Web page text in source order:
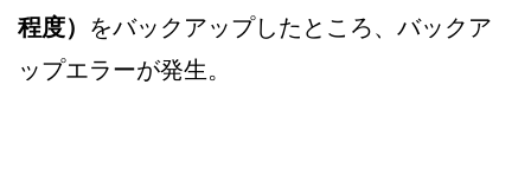
程度） をバックアップしたところ、バックア
ップエラーが発生。